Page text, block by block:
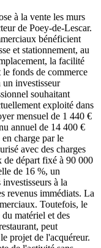
à la vente les murs
de Poey-de-Lescar.
bénéficient
et stationnement, au
la facilité
fonds de commerce
un investisseur
souhaitant
exploité dans
mensuel de 1 440 €
annuel de 14 400 €
charge par le
avec des charges
départ fixé à 90 000
de 16 %, un
à la
revenus immédiats. La
Toutefois, le
matériel et des
peut
projet de l'acquéreur.